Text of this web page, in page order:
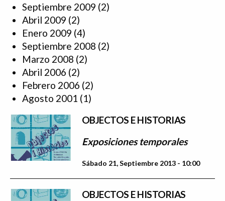
Septiembre 2009 (2)
Abril 2009 (2)
Enero 2009 (4)
Septiembre 2008 (2)
Marzo 2008 (2)
Abril 2006 (2)
Febrero 2006 (2)
Agosto 2001 (1)
OBJECTOS E HISTORIAS
Exposiciones temporales
Sábado 21, Septiembre 2013 - 10:00
OBJECTOS E HISTORIAS